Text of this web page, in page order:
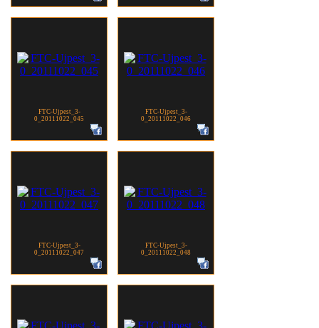
FTC-Ujpest_3-
0_20111022_045
FTC-Ujpest_3-
0_20111022_046
FTC-Ujpest_3-
0_20111022_047
FTC-Ujpest_3-
0_20111022_048